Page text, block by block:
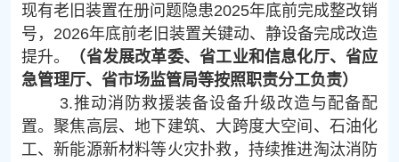
现有老旧装置在册问题隐患2025年底前完成整改销
号，2026年底前老旧装置关键动、静设备完成改造
提升。
（省发展改革委、省工业和信息化厅、省应
急管理厅、省市场监管局等按照职责分工负责）
3.推动消防救援装备设备升级改造与配备配
置。聚焦高层、地下建筑、大跨度大空间、石油化
工、新能源新材料等火灾扑救，持续推进淘汰消防